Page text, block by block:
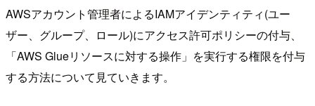
AWSアカウント管理者によるIAMアイデンティティ(ユー
ザー、グループ、ロール)にアクセス許可ポリシーの付与、
「AWS Glueリソースに対する操作」を実行する権限を付与
する方法について見ていきます。